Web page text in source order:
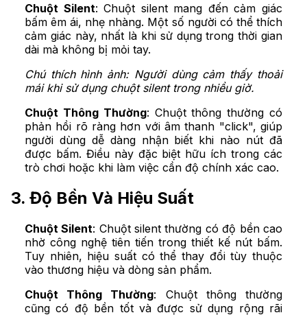
Chuột Silent: Chuột silent mang đến cảm giác
bấm êm ái, nhẹ nhàng. Một số người có thể thích
cảm giác này, nhất là khi sử dụng trong thời gian
dài mà không bị mỏi tay.
Chú thích hình ảnh: Người dùng cảm thấy thoải
mái khi sử dụng chuột silent trong nhiều giờ.
Chuột Thông Thường: Chuột thông thường có
phản hồi rõ ràng hơn với âm thanh "click", giúp
người dùng dễ dàng nhận biết khi nào nút đã
được bấm. Điều này đặc biệt hữu ích trong các
trò chơi hoặc khi làm việc cần độ chính xác cao.
3. Độ Bền Và Hiệu Suất
Chuột Silent: Chuột silent thường có độ bền cao
nhờ công nghệ tiên tiến trong thiết kế nút bấm.
Tuy nhiên, hiệu suất có thể thay đổi tùy thuộc
vào thương hiệu và dòng sản phẩm.
Chuột Thông Thường: Chuột thông thường
cũng có độ bền tốt và được sử dụng rộng rãi